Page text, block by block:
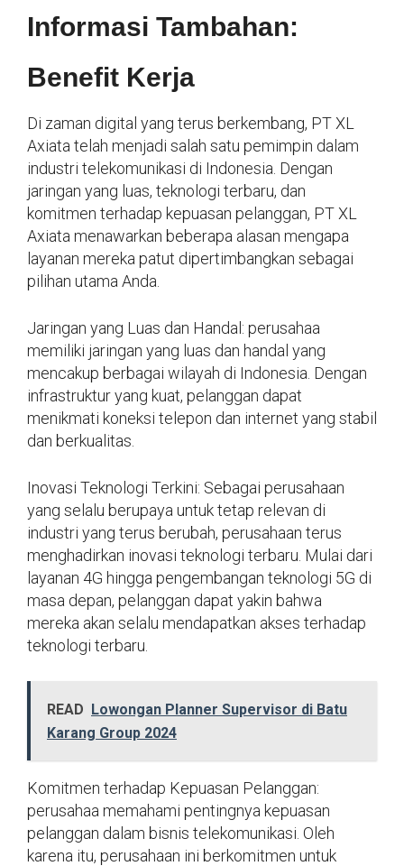
Informasi Tambahan:
Benefit Kerja
Di zaman digital yang terus berkembang, PT XL
Axiata telah menjadi salah satu pemimpin dalam
industri telekomunikasi di Indonesia. Dengan
jaringan yang luas, teknologi terbaru, dan
komitmen terhadap kepuasan pelanggan, PT XL
Axiata menawarkan beberapa alasan mengapa
layanan mereka patut dipertimbangkan sebagai
pilihan utama Anda.
Jaringan yang Luas dan Handal: perusahaa
memiliki jaringan yang luas dan handal yang
mencakup berbagai wilayah di Indonesia. Dengan
infrastruktur yang kuat, pelanggan dapat
menikmati koneksi telepon dan internet yang stabil
dan berkualitas.
Inovasi Teknologi Terkini: Sebagai perusahaan
yang selalu berupaya untuk tetap relevan di
industri yang terus berubah, perusahaan terus
menghadirkan inovasi teknologi terbaru. Mulai dari
layanan 4G hingga pengembangan teknologi 5G di
masa depan, pelanggan dapat yakin bahwa
mereka akan selalu mendapatkan akses terhadap
teknologi terbaru.
READ
Lowongan Planner Supervisor di Batu
Karang Group 2024
Komitmen terhadap Kepuasan Pelanggan:
perusahaa memahami pentingnya kepuasan
pelanggan dalam bisnis telekomunikasi. Oleh
karena itu, perusahaan ini berkomitmen untuk